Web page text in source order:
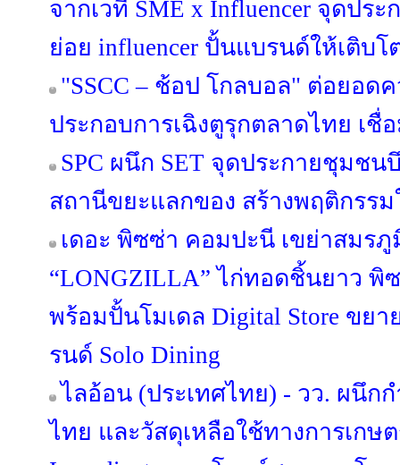
จากเวที SME x Influencer จุดปร
ย่อย influencer ปั้นแบรนด์ให้เติบโ
"SSCC – ช้อป โกลบอล" ต่อยอด
ประกอบการเฉิงตูรุกตลาดไทย เชื่
SPC ผนึก SET จุดประกายชุมช
สถานีขยะแลกของ สร้างพฤติกรร
เดอะ พิซซ่า คอมปะนี เขย่าสมรภู
“LONGZILLA” ไก่ทอดชิ้นยาว พิ
พร้อมปั้นโมเดล Digital Store ขย
รนด์ Solo Dining
ไลอ้อน (ประเทศไทย) - วว. ผนึก
ไทย และวัสดุเหลือใช้ทางการเกษ